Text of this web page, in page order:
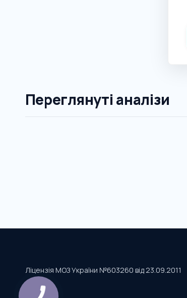
Переглянуті аналізи
Ліцензія МОЗ України №603260 від 23.09.2011
КНОПКА